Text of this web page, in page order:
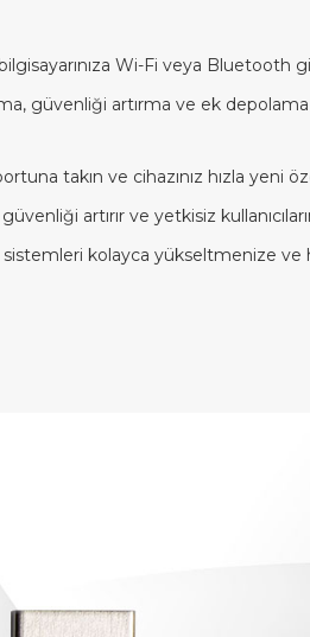
Wi-Fi veya Bluetooth
güvenliği artırma ve ek
takın ve cihazınız hızla yeni
artırır ve yetkisiz
sistemleri kolayca yükseltmenize